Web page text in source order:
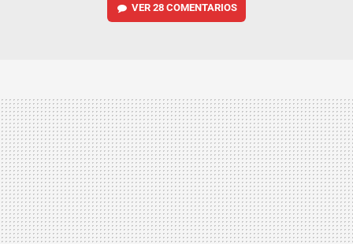
VER 28 COMENTARIOS